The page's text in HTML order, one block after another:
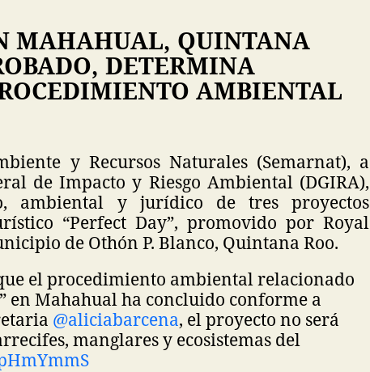
MAHAHUAL, QUINTANA
DETERMINA
AMBIENTAL
y Recursos Naturales (Semarnat), a
de Impacto y Riesgo Ambiental (DGIRA),
ambiental y jurídico de tres proyectos
“Perfect Day”, promovido por Royal
de Othón P. Blanco, Quintana Roo.
el procedimiento ambiental relacionado
en Mahahual ha concluido conforme a
@aliciabarcena, el proyecto no será
manglares y ecosistemas del